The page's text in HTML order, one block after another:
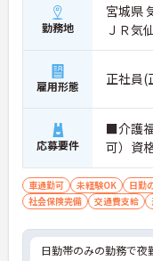
勤務地
宮城県
ＪＲ気
雇用形態 正社員(
応募要件
■介護
可）資
車通勤可 未経験OK 日勤
社会保険完備
交通費支給
日勤帯のみの勤務で夜